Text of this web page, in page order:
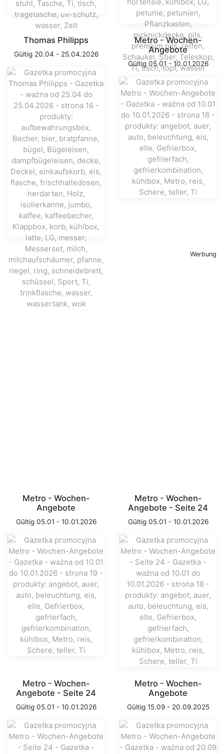
Thomas Philipps
Gültig 20.04 - 25.04.2026
Metro - Wochen-
Angebote
Gültig 05.01 - 10.01.2026
Werbung
Metro - Wochen-
Angebote
Gültig 05.01 - 10.01.2026
Metro - Wochen-
Angebote - Seite 24
Gültig 05.01 - 10.01.2026
Metro - Wochen-
Angebote - Seite 24
Gültig 05.01 - 10.01.2026
Metro - Wochen-
Angebote
Gültig 15.09 - 20.09.2025